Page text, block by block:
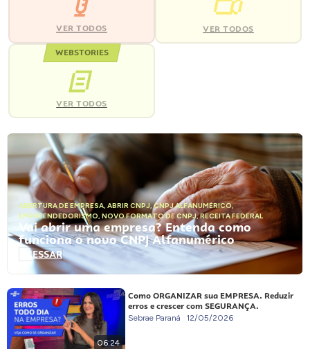
VER TODOS VER TODOS
WEBSTORIES
VER TODOS
ABERTURA DE EMPRESA, ABRIR CNPJ,CNPJ ALFANUMÉRICO,
EMPREENDEDORISMO, NOVO FORMATO DE CNPJ,RECEITA FEDERAL
Vai abrir uma empresa? Entenda como
funciona o novo CNPJ Alfanumérico
ACESSAR
06:24
Como ORGANIZAR sua EMPRESA. Reduzir
erros e crescer com SEGURANÇA.
Sebrae Paraná 12/05/2026